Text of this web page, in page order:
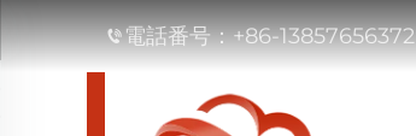
電話番号：+86-13857656372